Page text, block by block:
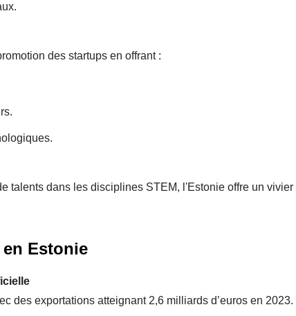
des startups en offrant :
talents dans les disciplines STEM, l'Estonie offre un vivier
Estonie
des exportations atteignant 2,6 milliards d’euros en 2023.